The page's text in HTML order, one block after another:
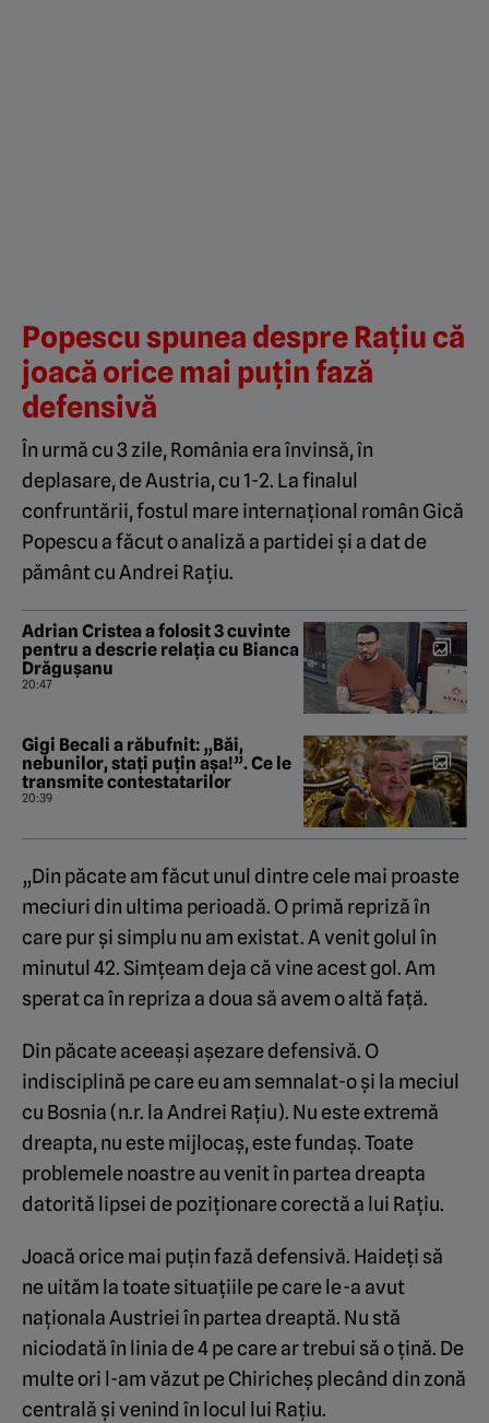
Popescu spunea despre Rațiu că
joacă orice mai puțin fază
defensivă
În urmă cu 3 zile, România era învinsă, în
deplasare, de Austria, cu 1-2. La finalul
confruntării, fostul mare internațional român Gică
Popescu a făcut o analiză a partidei și a dat de
pământ cu Andrei Rațiu.
Adrian Cristea a folosit 3 cuvinte
pentru a descrie relația cu Bianca
Drăgușanu
20:47
Gigi Becali a răbufnit: „Băi,
nebunilor, stați puțin așa!”. Ce le
transmite contestatarilor
20:39
„Din păcate am făcut unul dintre cele mai proaste
meciuri din ultima perioadă. O primă repriză în
care pur și simplu nu am existat. A venit golul în
minutul 42. Simțeam deja că vine acest gol. Am
sperat ca în repriza a doua să avem o altă față.
Din păcate aceeași așezare defensivă. O
indisciplină pe care eu am semnalat-o și la meciul
cu Bosnia (n.r. la Andrei Rațiu). Nu este extremă
dreapta, nu este mijlocaș, este fundaș. Toate
problemele noastre au venit în partea dreapta
datorită lipsei de poziționare corectă a lui Rațiu.
Joacă orice mai puțin fază defensivă. Haideți să
ne uităm la toate situațiile pe care le-a avut
naționala Austriei în partea dreaptă. Nu stă
niciodată în linia de 4 pe care ar trebui să o țină. De
multe ori l-am văzut pe Chiricheș plecând din zonă
centrală și venind în locul lui Rațiu.